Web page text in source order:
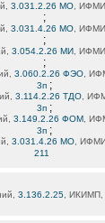
3.031.2.26 МО ,
;
3.031.4.26 МО ,
;
3.054.2.26 МИ ,
;
3.060.2.26 ФЭО ,
3п ;
3.114.2.26 ТДО ,
3п ;
3.149.2.26 ФОМ ,
3п ;
3.031.4.26 МО ,
211
3.136.2.25 ,